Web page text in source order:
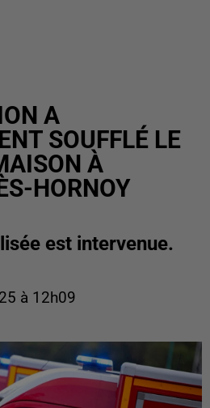
A
SOUFFLÉ LE
À
HORNOY
est intervenue.
à 12h09